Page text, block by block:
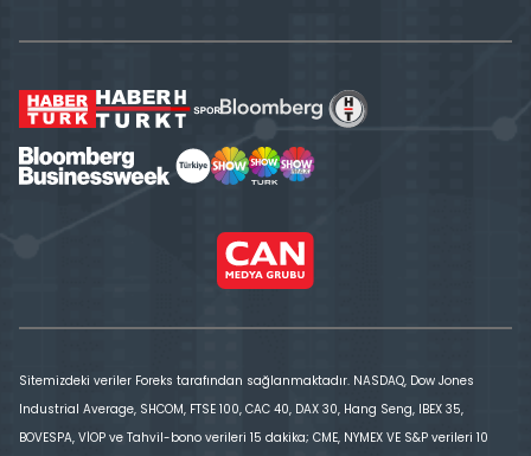
Sitemizdeki veriler Foreks tarafından sağlanmaktadır. NASDAQ, Dow Jones
Industrial Average, SHCOM, FTSE 100, CAC 40, DAX 30, Hang Seng, IBEX 35,
BOVESPA, VİOP ve Tahvil-bono verileri 15 dakika; CME, NYMEX VE S&P verileri 10